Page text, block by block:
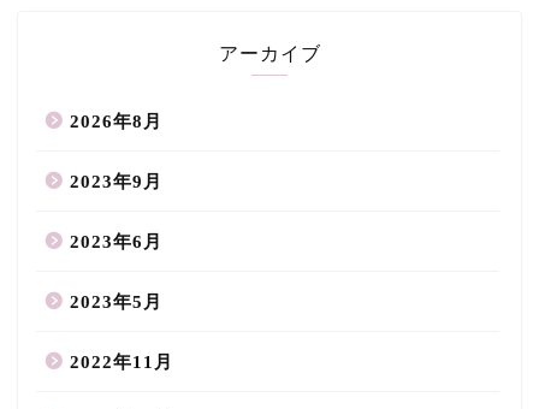
アーカイブ
2026年8月
2023年9月
2023年6月
2023年5月
2022年11月